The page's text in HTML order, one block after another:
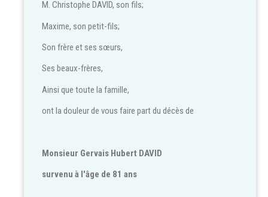
M. Christophe DAVID, son fils;
Maxime, son petit-fils;
Son frère et ses sœurs,
Ses beaux-frères,
Ainsi que toute la famille,
ont la douleur de vous faire part du décès de
Monsieur Gervais Hubert DAVID
survenu à l'âge de 81 ans